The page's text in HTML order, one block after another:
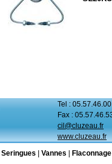
Tel :
Fax :
cil@cluzeau.fr
www.cluzeau.fr
Seringues Vannes Flaconnage